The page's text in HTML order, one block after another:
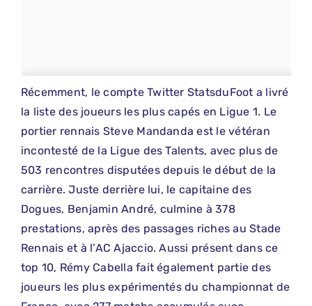
Récemment, le compte Twitter StatsduFoot a livré
la liste des joueurs les plus capés en Ligue 1. Le
portier rennais Steve Mandanda est le vétéran
incontesté de la Ligue des Talents, avec plus de
503 rencontres disputées depuis le début de la
carrière. Juste derrière lui, le capitaine des
Dogues, Benjamin André, culmine à 378
prestations, après des passages riches au Stade
Rennais et à l’AC Ajaccio. Aussi présent dans ce
top 10, Rémy Cabella fait également partie des
joueurs les plus expérimentés du championnat de